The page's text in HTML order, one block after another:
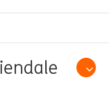
Open /